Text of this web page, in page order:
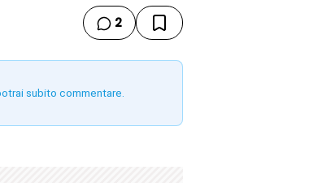
2
subito commentare.